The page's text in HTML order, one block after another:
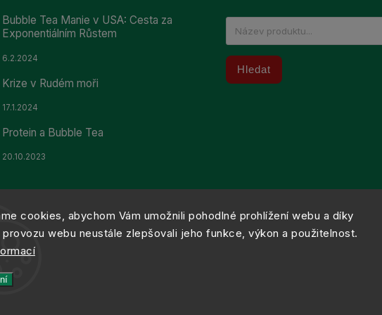
cookies, abychom Vám umožnili pohodlné prohlížení webu a díky
provozu webu neustále zlepšovali jeho funkce, výkon a použitelnost.
Bubble Tea Manie v USA: Cesta za
Exponentiálním Růstem
6.2.2024
Krize v Rudém moři
17.1.2024
Protein a Bubble Tea
20.10.2023
Hledat